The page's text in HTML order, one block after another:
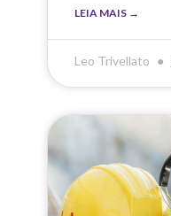
LEIA MAIS →
Leo Trivellato